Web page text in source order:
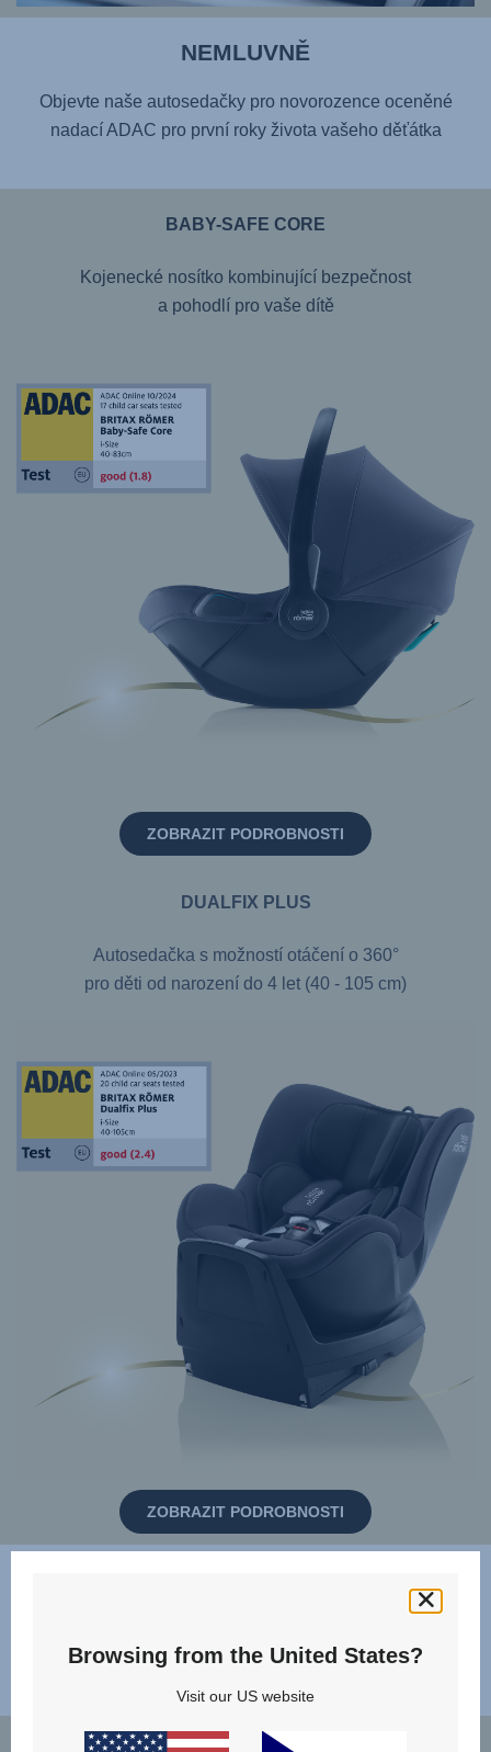
NEMLUVNĚ
Objevte naše autosedačky pro novorozence oceněné
nadací ADAC pro první roky života vašeho děťátka
BABY-SAFE CORE
Kojenecké nosítko kombinující bezpečnost
a pohodlí pro vaše dítě
ZOBRAZIT PODROBNOSTI
DUALFIX PLUS
Autosedačka s možností otáčení o 360°
pro děti od narození do 4 let (40 - 105 cm)
ZOBRAZIT PODROBNOSTI
konvertibilní sedačky pro vaše rostoucí dítě
Browsing from the United States?
Visit our US website